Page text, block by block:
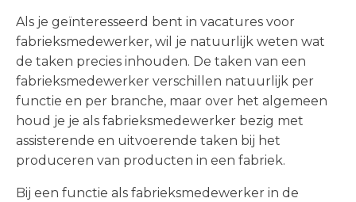
Als je geïnteresseerd bent in vacatures voor
fabrieksmedewerker, wil je natuurlijk weten wat
de taken precies inhouden. De taken van een
fabrieksmedewerker verschillen natuurlijk per
functie en per branche, maar over het algemeen
houd je je als fabrieksmedewerker bezig met
assisterende en uitvoerende taken bij het
produceren van producten in een fabriek.
Bij een functie als fabrieksmedewerker in de